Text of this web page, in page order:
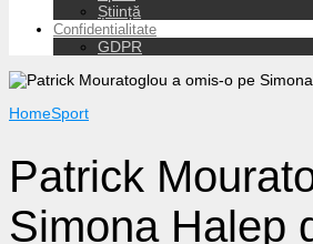
Știință
Confidentialitate
GDPR
HomeSport
Patrick
Simona Halep